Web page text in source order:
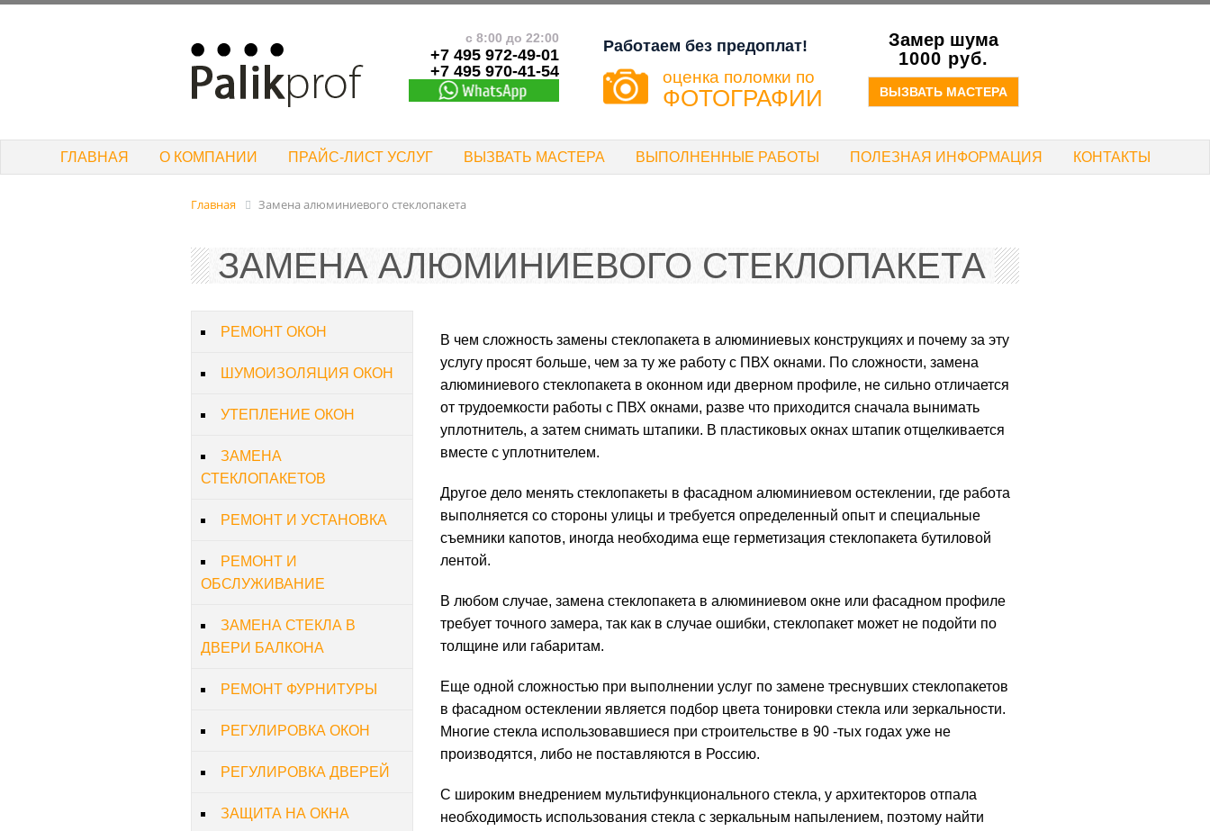
с 8:00 до 22:00
+7 495 972-49-01
+7 495 970-41-54
Работаем без предоплат!
оценка поломки по
ФОТОГРАФИИ
Замер шума
1000 руб.
ВЫЗВАТЬ МАСТЕРА
ГЛАВНАЯ О КОМПАНИИ ПРАЙС-ЛИСТ УСЛУГ ВЫЗВАТЬ МАСТЕРА ВЫПОЛНЕННЫЕ РАБОТЫ ПОЛЕЗНАЯ ИНФОРМАЦИЯ КОНТАКТЫ
Главная Замена алюминиевого стеклопакета
ЗАМЕНА АЛЮМИНИЕВОГО СТЕКЛОПАКЕТА
РЕМОНТ ОКОН
ШУМОИЗОЛЯЦИЯ ОКОН
УТЕПЛЕНИЕ ОКОН
ЗАМЕНА
СТЕКЛОПАКЕТОВ
РЕМОНТ И УСТАНОВКА
РЕМОНТ И
ОБСЛУЖИВАНИЕ
ЗАМЕНА СТЕКЛА В
ДВЕРИ БАЛКОНА
РЕМОНТ ФУРНИТУРЫ
РЕГУЛИРОВКА ОКОН
РЕГУЛИРОВКА ДВЕРЕЙ
ЗАЩИТА НА ОКНА
В чем сложность замены стеклопакета в алюминиевых конструкциях и почему за эту
услугу просят больше, чем за ту же работу с ПВХ окнами. По сложности, замена
алюминиевого стеклопакета в оконном иди дверном профиле, не сильно отличается
от трудоемкости работы с ПВХ окнами, разве что приходится сначала вынимать
уплотнитель, а затем снимать штапики. В пластиковых окнах штапик отщелкивается
вместе с уплотнителем.
Другое дело менять стеклопакеты в фасадном алюминиевом остеклении, где работа
выполняется со стороны улицы и требуется определенный опыт и специальные
съемники капотов, иногда необходима еще герметизация стеклопакета бутиловой
лентой.
В любом случае, замена стеклопакета в алюминиевом окне или фасадном профиле
требует точного замера, так как в случае ошибки, стеклопакет может не подойти по
толщине или габаритам.
Еще одной сложностью при выполнении услуг по замене треснувших стеклопакетов
в фасадном остеклении является подбор цвета тонировки стекла или зеркальности.
Многие стекла использовавшиеся при строительстве в 90 -тых годах уже не
производятся, либо не поставляются в Россию.
С широким внедрением мультифункционального стекла, у архитекторов отпала
необходимость использования стекла с зеркальным напылением, поэтому найти